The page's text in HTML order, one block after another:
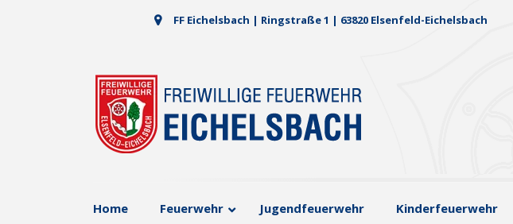
FF Eichelsbach | Ringstraße 1 | 63820 Elsenfeld-Eichelsbach
Home Feuerwehr Jugendfeuerwehr Kinderfeuerwehr